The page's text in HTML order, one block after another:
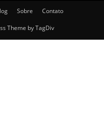
Sobre Contato
Theme by TagDiv